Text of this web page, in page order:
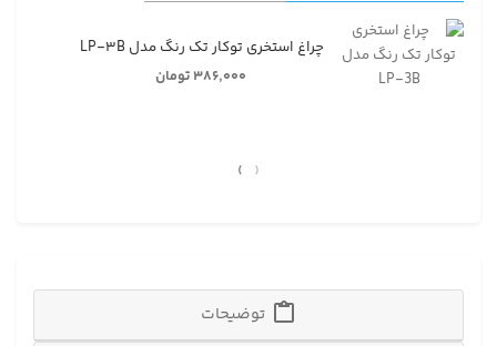
چراغ استخری توکار تک رنگ مدل LP-۳B
۳۸۶,۰۰۰ تومان
‹
›
توضیحات